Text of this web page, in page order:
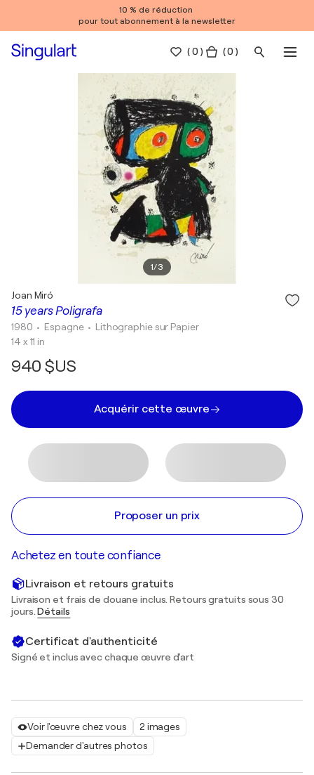
10 % de réduction
pour tout abonnement à la newsletter
(0 ) ( 0 )
1/3
Voir l'œuvre chez vous
2 images
Demander d'autres photos
15 years Poligrafa
Joan Miró
1980 • Espagne • Lithographie sur Papier
14 x 11 in
940 $US
Acquérir cette œuvre
Proposer un prix
Achetez en toute confiance
Livraison et retours gratuits
Livraison et frais de douane inclus. Retours gratuits sous 30
jours.Détails
Certificat d'authenticité
Signé et inclus avec chaque œuvre d'art